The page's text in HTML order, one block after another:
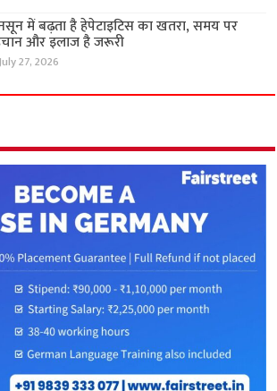
में बढ़ता है हेपेटाइटिस का खतरा, समय पर
और इलाज है जरूरी
27, 2026